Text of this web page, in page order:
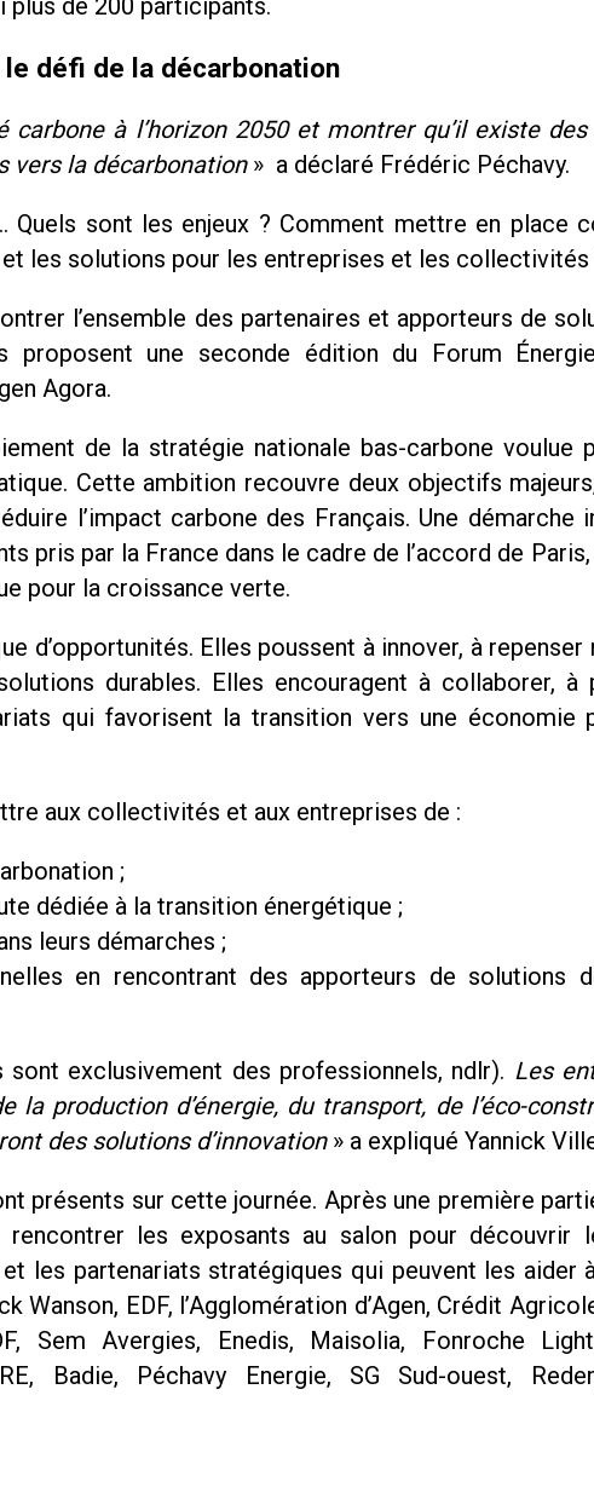
plus de 200 participants.
défi de la décarbonation
carbone à l’horizon 2050 et montrer qu’il existe
vers la décarbonation» a déclaré Frédéric Péchavy.
Quels sont les enjeux ? Comment mettre en place
les solutions pour les entreprises et les collectivités
l’ensemble des partenaires et apporteurs de
proposent une seconde édition du Forum
Agora.
de la stratégie nationale bas-carbone voulue
Cette ambition recouvre deux objectifs
l’impact carbone des Français. Une démarche
pris par la France dans le cadre de l’accord de
pour la croissance verte.
d’opportunités. Elles poussent à innover, à
durables. Elles encouragent à collaborer, à
qui favorisent la transition vers une économie
aux collectivités et aux entreprises de :
;
dédiée à la transition énergétique ;
leurs démarches ;
en rencontrant des apporteurs de solutions
exclusivement des professionnels, ndlr). Les
production d’énergie, du transport, de l’éco-
des solutions d’innovation» a expliqué Yannick
présents sur cette journée. Après une première
les exposants au salon pour découvrir
les partenariats stratégiques qui peuvent les aider
EDF, l’Agglomération d’Agen, Crédit
Sem Avergies, Enedis, Maisolia, Fonroche
Badie, Péchavy Energie, SG Sud-ouest,